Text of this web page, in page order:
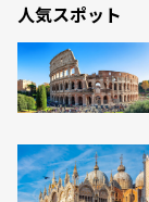
人気スポット